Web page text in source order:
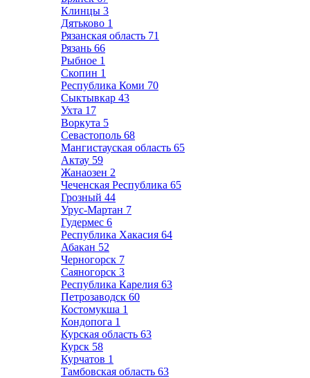
Клинцы 3
Дятьково 1
Рязанская область 71
Рязань 66
Рыбное 1
Скопин 1
Республика Коми 70
Сыктывкар 43
Ухта 17
Воркута 5
Севастополь 68
Мангистауская область 65
Актау 59
Жанаозен 2
Чеченская Республика 65
Грозный 44
Урус-Мартан 7
Гудермес 6
Республика Хакасия 64
Абакан 52
Черногорск 7
Саяногорск 3
Республика Карелия 63
Петрозаводск 60
Костомукша 1
Кондопога 1
Курская область 63
Курск 58
Курчатов 1
Тамбовская область 63